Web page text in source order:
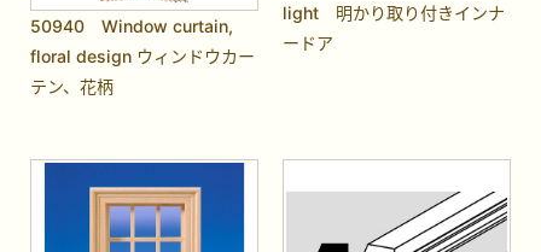
50940 Window curtain,
floral design ウィンドウカー
テン、花柄
light 明かり取り付きインナ
ードア